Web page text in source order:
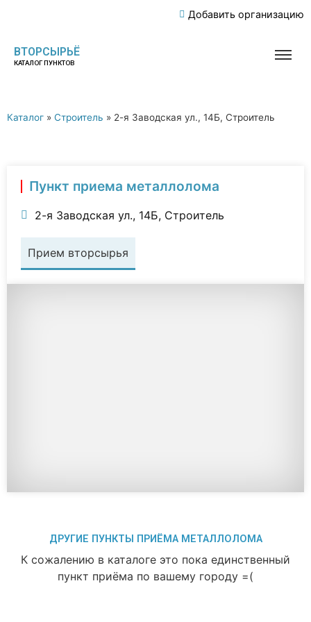
Добавить организацию
ВТОРСЫРЬЁ
КАТАЛОГ ПУНКТОВ
Каталог » Строитель » 2-я Заводская ул., 14Б, Строитель
Пункт приема металлолома
2-я Заводская ул., 14Б, Строитель
Прием вторсырья
ДРУГИЕ ПУНКТЫ ПРИЁМА МЕТАЛЛОЛОМА
К сожалению в каталоге это пока единственный
пункт приёма по вашему городу =(